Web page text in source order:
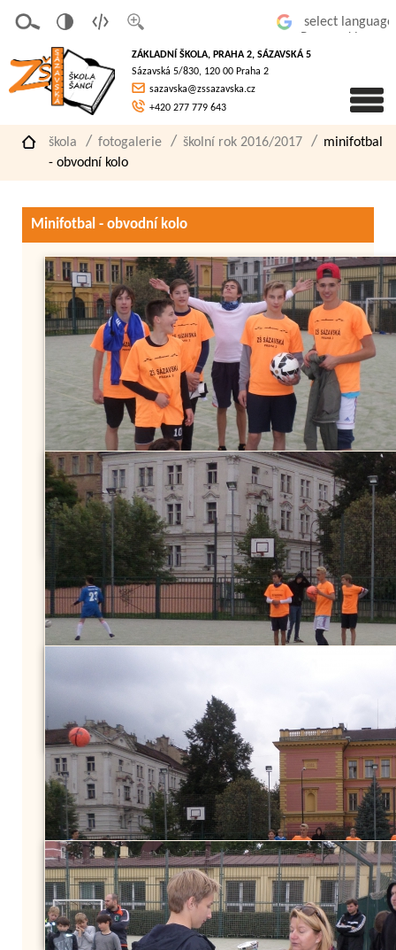
písmo
á
verze
pro
slaboz
raké
ZÁKLADNÍ ŠKOLA, PRAHA 2, SÁZAVSKÁ 5
Sázavská 5/830, 120 00 Praha 2
sazavska@zssazavska.cz
+420 277 779 643
škola fotogalerie školní rok 2016/2017
minifotbal
- obvodní kolo
Minifotbal - obvodní kolo